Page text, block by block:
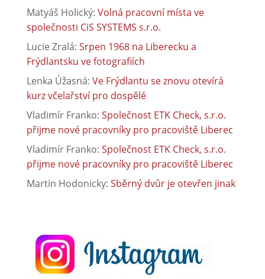
Matyáš Holický: Volná pracovní místa ve
společnosti CiS SYSTEMS s.r.o.
Lucie Zralá: Srpen 1968 na Liberecku a
Frýdlantsku ve fotografiích
Lenka Úžasná: Ve Frýdlantu se znovu otevírá
kurz včelařství pro dospělé
Vladimír Franko: Společnost ETK Check, s.r.o.
přijme nové pracovníky pro pracoviště Liberec
Vladimír Franko: Společnost ETK Check, s.r.o.
přijme nové pracovníky pro pracoviště Liberec
Martin Hodonicky: Sběrný dvůr je otevřen jinak